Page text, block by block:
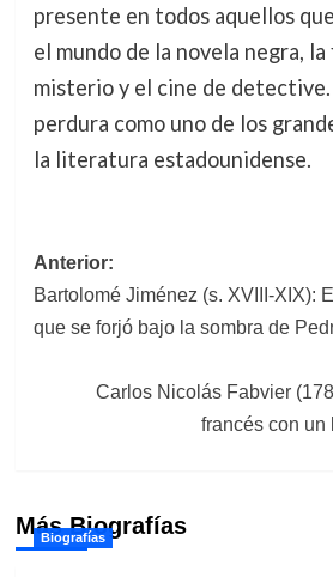
presente en todos aquellos
el mundo de la novela negra,
misterio y el cine de detective.
perdura como uno de los
la literatura estadounidense.
Navegación
de
entradas
Anterior:
Bartolomé Jiménez (s. XVIII-XIX):
que se forjó bajo la sombra de
Carlos Nicolás Fabvier
francés con un
Más Biografías
Biografías